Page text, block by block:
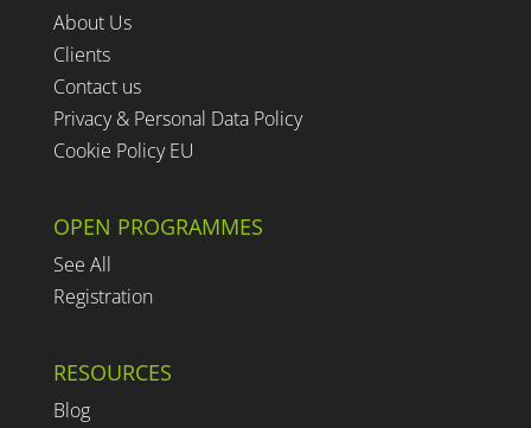
About Us
Clients
Contact us
Privacy & Personal Data Policy
Cookie Policy EU
OPEN PROGRAMMES
See All
Registration
RESOURCES
Blog